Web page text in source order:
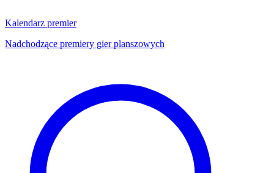
Kalendarz premier
Nadchodzące premiery gier planszowych